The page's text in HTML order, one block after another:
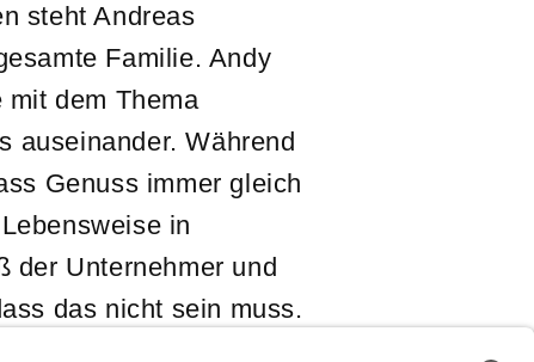
steht Andreas
Familie. Andy
dem Thema
auseinander. Während
Genuss immer gleich
in
der Unternehmer und
das nicht sein muss.